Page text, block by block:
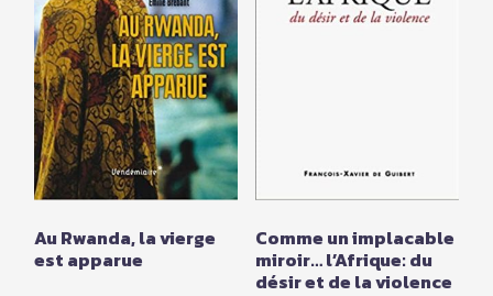
Au Rwanda, la vierge
est apparue
Comme un implacable
miroir… l’Afrique: du
désir et de la violence